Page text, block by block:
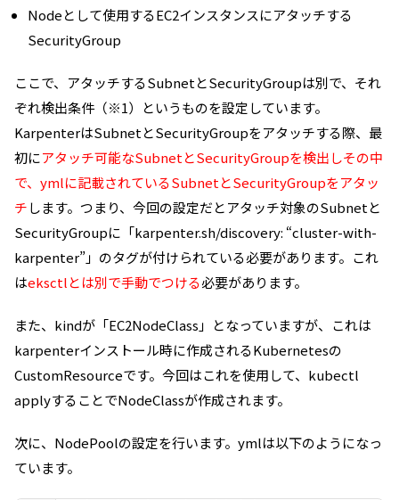
Nodeとして使用するEC2インスタンスにアタッチする
SecurityGroup
ここで、アタッチするSubnetとSecurityGroupは別で、それ
ぞれ検出条件（※1）というものを設定しています。
KarpenterはSubnetとSecurityGroupをアタッチする際、最
初にアタッチ可能なSubnetとSecurityGroupを検出しその中
で、ymlに記載されているSubnetとSecurityGroupをアタッ
チします。つまり、今回の設定だとアタッチ対象のSubnetと
SecurityGroupに「karpenter.sh/discovery: “cluster-with-
karpenter”」のタグが付けられている必要があります。これ
はeksctlとは別で手動でつける必要があります。
また、kindが「EC2NodeClass」となっていますが、これは
karpenterインストール時に作成されるKubernetesの
CustomResourceです。今回はこれを使用して、kubectl
applyすることでNodeClassが作成されます。
次に、NodePoolの設定を行います。ymlは以下のようになっ
ています。